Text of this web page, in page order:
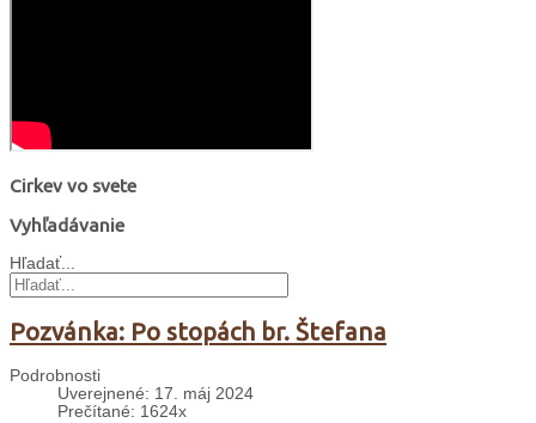
Cirkev vo svete
Vyhľadávanie
Hľadať...
Pozvánka: Po stopách br. Štefana
Podrobnosti
Uverejnené: 17. máj 2024
Prečítané: 1624x